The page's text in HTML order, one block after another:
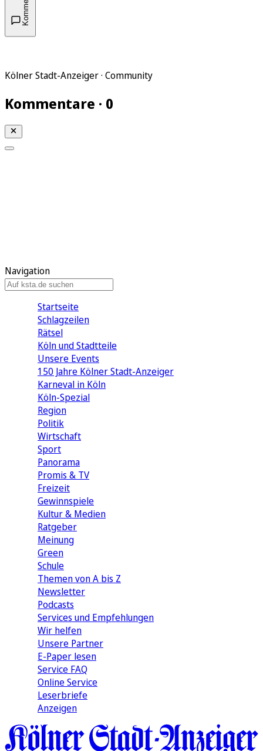
Kölner Stadt-Anzeiger · Community
Kommentare · 0
Navigation
Startseite
Schlagzeilen
Rätsel
Köln und Stadtteile
Unsere Events
150 Jahre Kölner Stadt-Anzeiger
Karneval in Köln
Köln-Spezial
Region
Politik
Wirtschaft
Sport
Panorama
Promis & TV
Freizeit
Gewinnspiele
Kultur & Medien
Ratgeber
Meinung
Green
Schule
Themen von A bis Z
Newsletter
Podcasts
Services und Empfehlungen
Wir helfen
Unsere Partner
E-Paper lesen
Service FAQ
Online Service
Leserbriefe
Anzeigen